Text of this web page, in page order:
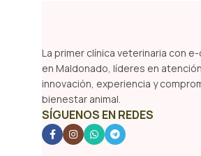
La primer clínica veterinaria con
en Maldonado, líderes en
innovación, experiencia y
bienestar animal.
SÍGUENOS EN REDES